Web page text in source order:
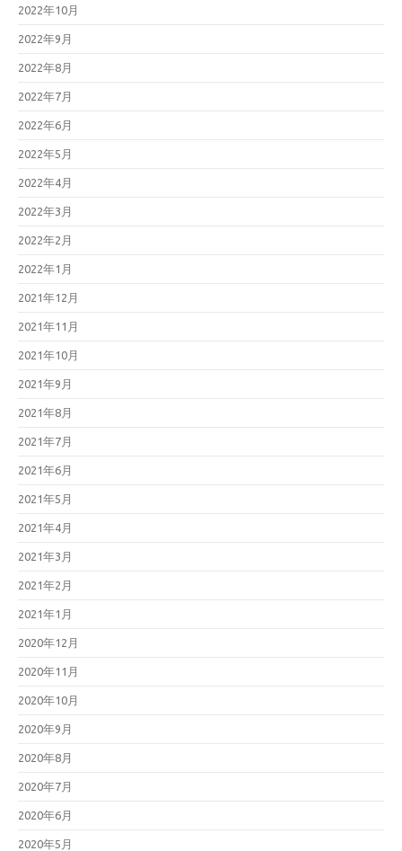
2022年10月
2022年9月
2022年8月
2022年7月
2022年6月
2022年5月
2022年4月
2022年3月
2022年2月
2022年1月
2021年12月
2021年11月
2021年10月
2021年9月
2021年8月
2021年7月
2021年6月
2021年5月
2021年4月
2021年3月
2021年2月
2021年1月
2020年12月
2020年11月
2020年10月
2020年9月
2020年8月
2020年7月
2020年6月
2020年5月